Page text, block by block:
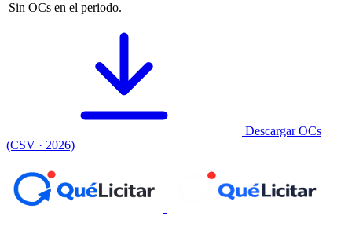
Sin OCs en el periodo.
Descargar OCs
(CSV · 2026)